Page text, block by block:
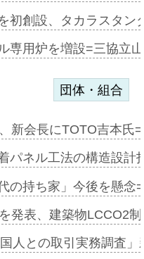
初創設、タカラスタ
専用炉を増設=三協立
団体・組合
新会長にTOTO吉本氏
パネル工法の構造設
の持ち家」今後を懸
発表、建築物LCCO2
人との取引実務調査